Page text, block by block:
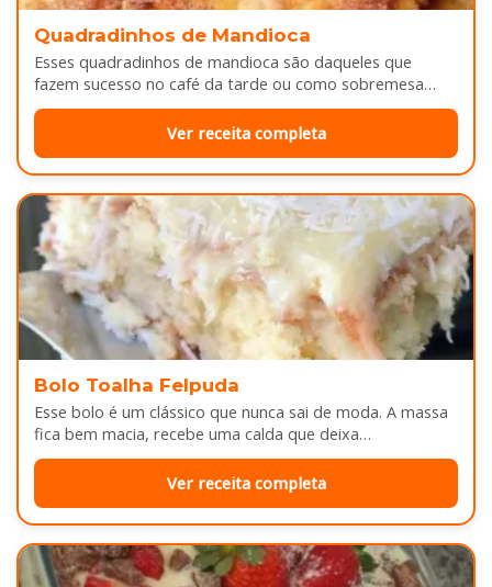
Quadradinhos de Mandioca
Esses quadradinhos de mandioca são daqueles que
fazem sucesso no café da tarde ou como sobremesa
depois do almoço. Por…
Ver receita completa
Bolo Toalha Felpuda
Esse bolo é um clássico que nunca sai de moda. A massa
fica bem macia, recebe uma calda que deixa…
Ver receita completa